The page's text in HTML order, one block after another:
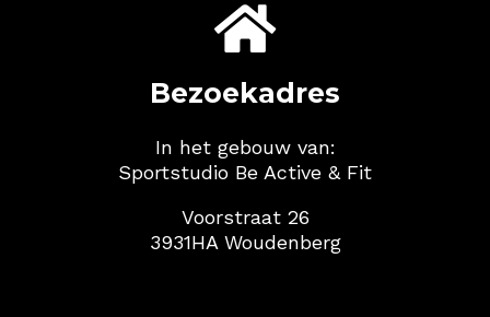

Bezoekadres
In het gebouw van:
Sportstudio Be Active & Fit
Voorstraat 26
3931HA Woudenberg